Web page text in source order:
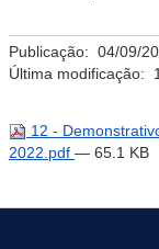
Publicação: 04/09/
Última modificação:
12 -
2022.pdf — 65.1 KB